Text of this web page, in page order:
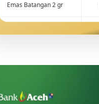
Emas Batangan 2 gr
Emas Batangan 50 gr